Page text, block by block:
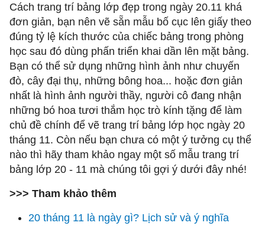
Cách trang trí bảng lớp đẹp trong ngày 20.11 khá
đơn giản, bạn nên vẽ sẵn mẫu bố cục lên giấy theo
đúng tỷ lệ kích thước của chiếc bảng trong phòng
học sau đó dùng phấn triển khai dần lên mặt bảng.
Bạn có thể sử dụng những hình ảnh như chuyến
đò, cây đại thụ, những bông hoa... hoặc đơn giản
nhất là hình ảnh người thầy, người cô đang nhận
những bó hoa tươi thắm học trò kính tặng để làm
chủ đề chính để vẽ trang trí bảng lớp học ngày 20
tháng 11. Còn nếu bạn chưa có một ý tưởng cụ thể
nào thì hãy tham khảo ngay một số mẫu trang trí
bảng lớp 20 - 11 mà chúng tôi gợi ý dưới đây nhé!
>>> Tham khảo thêm
20 tháng 11 là ngày gì? Lịch sử và ý nghĩa